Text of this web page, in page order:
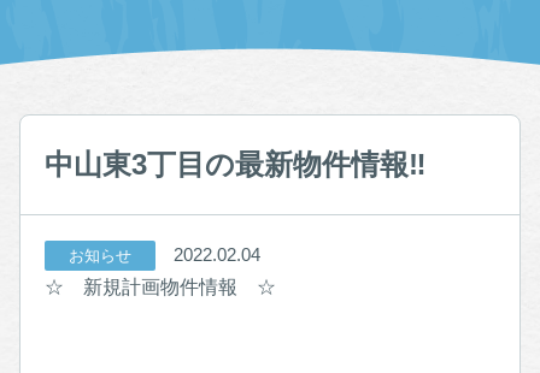
中山東3丁目の最新物件情報‼︎
お知らせ
2022.02.04
☆ 新規計画物件情報 ☆